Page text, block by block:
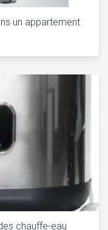
un appartement
chauffe-eau